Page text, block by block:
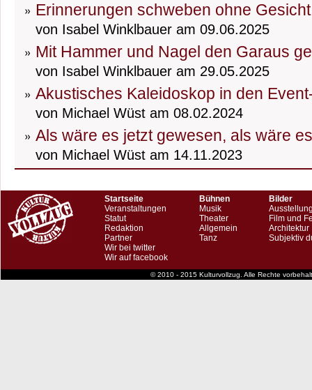
Erinnerungen schweben ohne Gesicht
von Isabel Winklbauer am 09.06.2025
Mit Hammer und Nagel den Garaus
von Isabel Winklbauer am 29.05.2025
Akustisches Kaleidoskop in den
von Michael Wüst am 08.02.2024
Als wäre es jetzt gewesen, als wäre
von Michael Wüst am 14.11.2023
Startseite
Veranstaltungen
Statut
Redaktion
Partner
Wir bei twitter
Wir auf facebook
Bühnen
Musik
Theater
Allgemein
Tanz
Bilder
Film und
Architektur
Subjektiv
© 2010 - 2015 Kulturvollzug. Alle Rechte